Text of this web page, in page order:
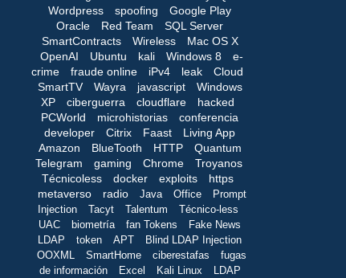
Wordpress
spoofing
Google Play
Oracle
Red Team
SQL Server
SmartContracts
Wireless
Mac OS X
OpenAI
Ubuntu kali Windows 8
e-
crime
fraude online iPv4 leak
Cloud
SmartTV
Wayra javascript
Windows
XP
ciberguerra cloudflare
hacked
PCWorld
microhistorias
conferencia
developer
Citrix Faast
Living App
Amazon
BlueTooth HTTP
Quantum
Telegram
gaming Chrome
Troyanos
Técnicoless
docker exploits
https
metaverso
radio Java Office
Prompt
Injection
Tacyt Talentum
Técnico-less
UAC
biometría fan Tokens
Fake News
LDAP
token APT
Blind LDAP Injection
OOXML
SmartHome ciberestafas
fugas
de información
Excel Kali Linux
LDAP